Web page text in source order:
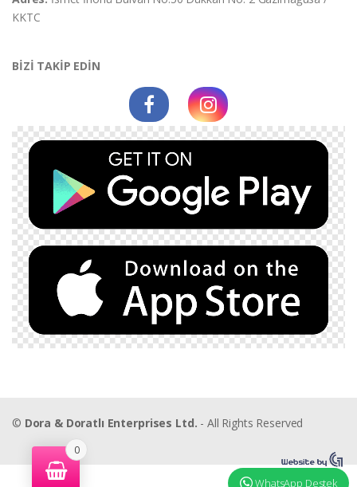
KKTC
BİZİ TAKİP EDİN
© Dora & Doratlı Enterprises Ltd. - All Rights Reserved
0
WhatsApp Destek